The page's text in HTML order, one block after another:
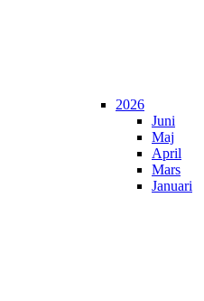
2026
Juni
Maj
April
Mars
Januari